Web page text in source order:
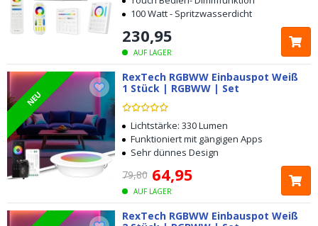
AUF LAGER
230,95
100 Watt - Spritzwasserdicht
NEU
RexTech RGBWW Einbauspot Weiß
1 Stück | RGBWW | Set
AUF LAGER
79,80 64,95
Lichtstärke: 330 Lumen
Funktioniert mit gängigen Apps
Sehr dünnes Design
RexTech RGBWW Einbauspot Weiß